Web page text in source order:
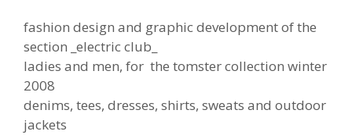
fashion design and graphic development of the
section _electric club_
ladies and men, for the tomster collection winter
2008
denims, tees, dresses, shirts, sweats and outdoor
jackets